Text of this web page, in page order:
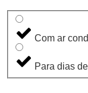
Com ar
Para dias